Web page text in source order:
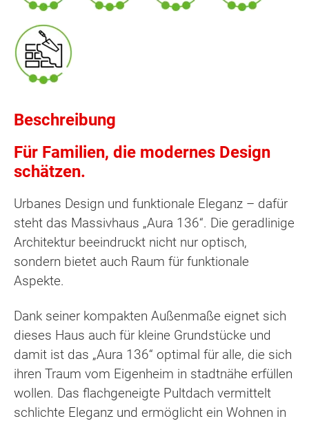
Beschreibung
Für Familien, die modernes Design
schätzen.
Urbanes Design und funktionale Eleganz – dafür
steht das Massivhaus „Aura 136“. Die geradlinige
Architektur beeindruckt nicht nur optisch,
sondern bietet auch Raum für funktionale
Aspekte.
Dank seiner kompakten Außenmaße eignet sich
dieses Haus auch für kleine Grundstücke und
damit ist das „Aura 136“ optimal für alle, die sich
ihren Traum vom Eigenheim in stadtnähe erfüllen
wollen. Das flachgeneigte Pultdach vermittelt
schlichte Eleganz und ermöglicht ein Wohnen in